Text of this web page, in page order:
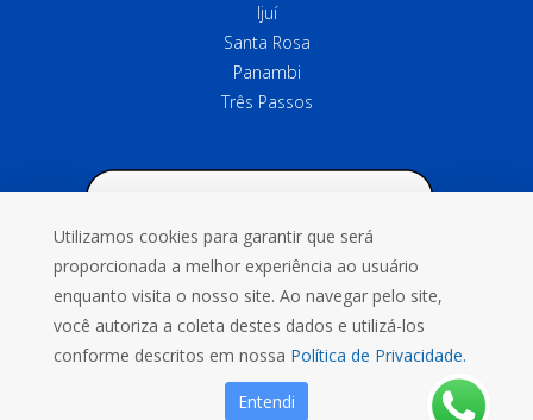
Ijuí
Santa Rosa
Panambi
Três Passos
Utilizamos cookies para garantir que será
proporcionada a melhor experiência ao usuário
enquanto visita o nosso site. Ao navegar pelo site,
você autoriza a coleta destes dados e utilizá-los
conforme descritos em nossa Política de Privacidade.
Entendi